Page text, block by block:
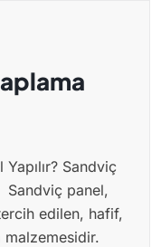
Sandviç
Sandviç panel,
edilen, hafif,
malzemesidir.